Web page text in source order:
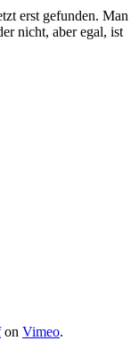
erst gefunden. Man
nicht, aber egal, ist
on Vimeo.